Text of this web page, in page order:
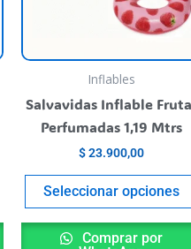
Inflables
Salvavidas Inflable
Perfumadas 1,19 Mtrs
$23.900,00
Seleccionar opciones
Comprar por